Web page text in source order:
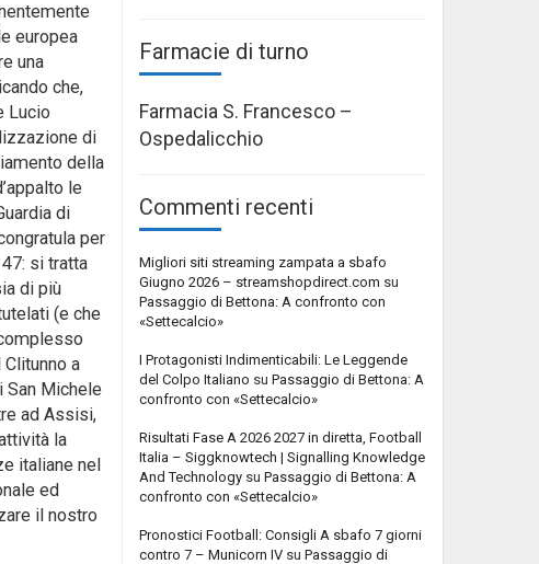
europea
una
che,
Lucio
di
della
le
di
per
si tratta
di più
(e che
a
San Michele
ad Assisi,
la
italiane nel
ed
il nostro
Farmacie di turno
Farmacia S. Francesco –
Ospedalicchio
Commenti recenti
Migliori siti streaming zampata a sbafo
Giugno 2026 – streamshopdirect.com su
Passaggio di Bettona: A confronto con
«Settecalcio»
I Protagonisti Indimenticabili: Le Leggende
del Colpo Italiano su Passaggio di Bettona: A
confronto con «Settecalcio»
Risultati Fase A 2026 2027 in diretta, Football
Italia – Siggknowtech | Signalling Knowledge
And Technology su Passaggio di Bettona: A
confronto con «Settecalcio»
Pronostici Football: Consigli A sbafo 7 giorni
contro 7 – Municorn IV su Passaggio di